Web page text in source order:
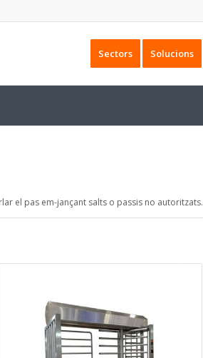
Sectors Solucions
el pas em-jançant salts o passis no autoritzats.